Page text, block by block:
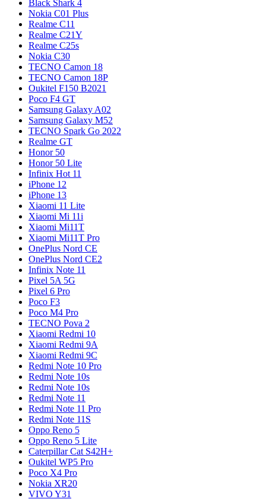
Black Shark 4
Nokia C01 Plus
Realme C11
Realme C21Y
Realme C25s
Nokia C30
TECNO Camon 18
TECNO Camon 18P
Oukitel F150 B2021
Poco F4 GT
Samsung Galaxy A02
Samsung Galaxy M52
TECNO Spark Go 2022
Realme GT
Honor 50
Honor 50 Lite
Infinix Hot 11
iPhone 12
iPhone 13
Xiaomi 11 Lite
Xiaomi Mi 11i
Xiaomi Mi11T
Xiaomi Mi11T Pro
OnePlus Nord CE
OnePlus Nord CE2
Infinix Note 11
Pixel 5A 5G
Pixel 6 Pro
Poco F3
Poco M4 Pro
TECNO Pova 2
Xiaomi Redmi 10
Xiaomi Redmi 9A
Xiaomi Redmi 9C
Redmi Note 10 Pro
Redmi Note 10s
Redmi Note 10s
Redmi Note 11
Redmi Note 11 Pro
Redmi Note 11S
Oppo Reno 5
Oppo Reno 5 Lite
Caterpillar Cat S42H+
Oukitel WP5 Pro
Poco X4 Pro
Nokia XR20
VIVO Y31